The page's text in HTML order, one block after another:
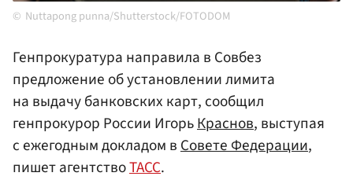
Nuttapong punna/Shutterstock/FOTODOM
Генпрокуратура направила в Совбез
предложение об установлении лимита
на выдачу банковских карт, сообщил
генпрокурор России ИгорьКраснов, выступая
с ежегодным докладом вСовете Федерации,
пишет агентствоТАСС.